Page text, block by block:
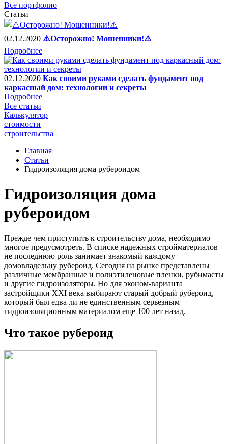
Все портфолио
Статьи
02.12.2020 ⚠️Осторожно! Мошенники!⚠️
Подробнее
02.12.2020 Как своими руками сделать фундамент под
каркасный дом: технологии и секреты
Подробнее
Все статьи
Калькулятор
стоимости
строительства
Главная
Статьи
Гидроизоляция дома рубероидом
Гидроизоляция дома
рубероидом
Прежде чем приступить к строительству дома, необходимо
многое предусмотреть. В списке надежных стройматериалов
не последнюю роль занимает знакомый каждому
домовладельцу рубероид. Сегодня на рынке представлены
различные мембранные и полиэтиленовые пленки, рубимасты
и другие гидроизоляторы. Но для эконом-варианта
застройщики XXI века выбирают старый добрый рубероид,
который был едва ли не единственным серьезным
гидроизоляционным материалом еще 100 лет назад.
Что такое рубероид